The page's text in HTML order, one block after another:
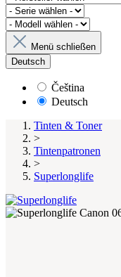
Menü schließen
Deutsch
Čeština
Deutsch
Tinten & Toner
>
Tintenpatronen
>
Superlonglife